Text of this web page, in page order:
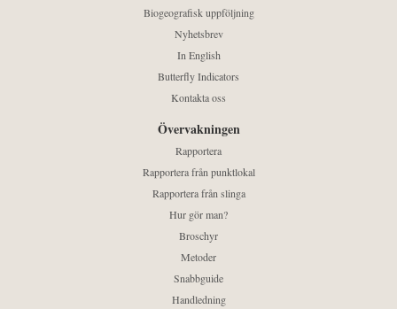
Biogeografisk uppföljning
Nyhetsbrev
In English
Butterfly Indicators
Kontakta oss
Övervakningen
Rapportera
Rapportera från punktlokal
Rapportera från slinga
Hur gör man?
Broschyr
Metoder
Snabbguide
Handledning